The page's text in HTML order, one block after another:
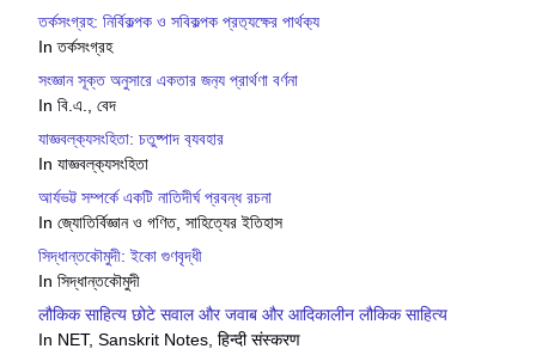
তর্কসংগ্রহ: নির্বিকল্পক ও সবিকল্পক প্রত‍্যক্ষের পার্থক‍্য
In তর্কসংগ্রহ
সংজ্ঞান সূক্ত অনুসারে একতার জন‍্য প্রার্থণা বর্ণনা
In বি.এ., বেদ
যাজ্ঞবল্ক‍্যসংহিতা: চতুষ্পাদ ব‍্যবহার
In যাজ্ঞবল্ক‍্যসংহিতা
আর্যভট্ট সম্পর্কে একটি নাতিদীর্ঘ প্রবন্ধ রচনা
In জ্যোতির্বিজ্ঞান ও গণিত, সাহিত্যের ইতিহাস
সিদ্ধান্তকৌমুদী: ইকো গুণবৃদ্ধী
In সিদ্ধান্তকৌমুদী
लौकिक साहित्य छोटे सवाल और जवाब और आदिकालीन लौकिक साहित्य
In NET, Sanskrit Notes, हिन्दी संस्करण